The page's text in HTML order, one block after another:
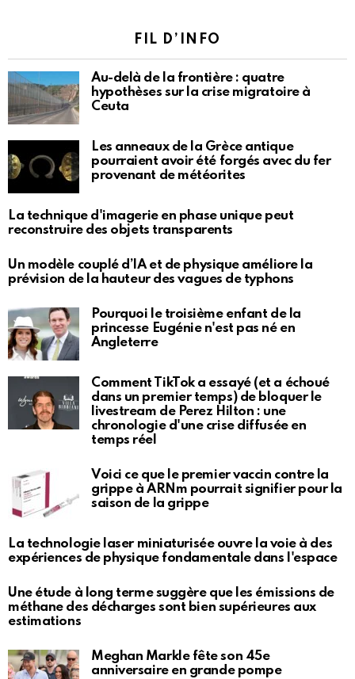
FIL D’INFO
Au-delà de la frontière : quatre
hypothèses sur la crise migratoire à
Ceuta
Les anneaux de la Grèce antique
pourraient avoir été forgés avec du fer
provenant de météorites
La technique d'imagerie en phase unique peut
reconstruire des objets transparents
Un modèle couplé d’IA et de physique améliore la
prévision de la hauteur des vagues de typhons
Pourquoi le troisième enfant de la
princesse Eugénie n'est pas né en
Angleterre
Comment TikTok a essayé (et a échoué
dans un premier temps) de bloquer le
livestream de Perez Hilton : une
chronologie d'une crise diffusée en
temps réel
Voici ce que le premier vaccin contre la
grippe à ARNm pourrait signifier pour la
saison de la grippe
La technologie laser miniaturisée ouvre la voie à des
expériences de physique fondamentale dans l'espace
Une étude à long terme suggère que les émissions de
méthane des décharges sont bien supérieures aux
estimations
Meghan Markle fête son 45e
anniversaire en grande pompe